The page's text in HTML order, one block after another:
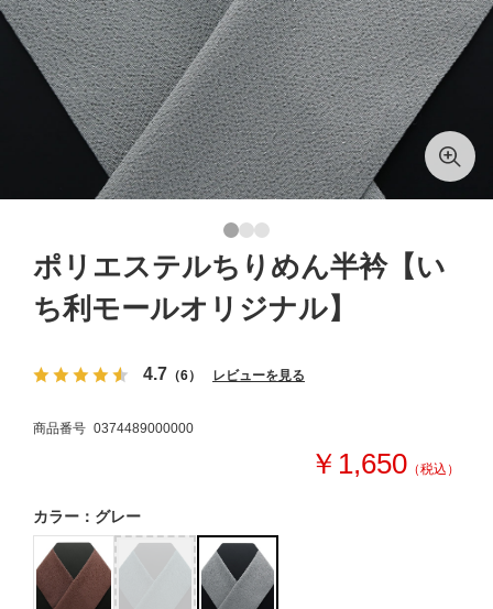
ポリエステルちりめん半衿【い
ち利モールオリジナル】
4.7 （6） レビューを見る
商品番号 0374489000000
￥1,650 （税込）
カラー：グレー